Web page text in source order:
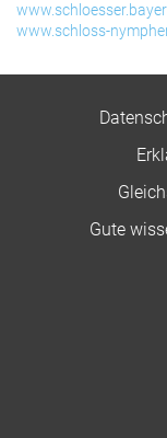
www.schloss-
Gute